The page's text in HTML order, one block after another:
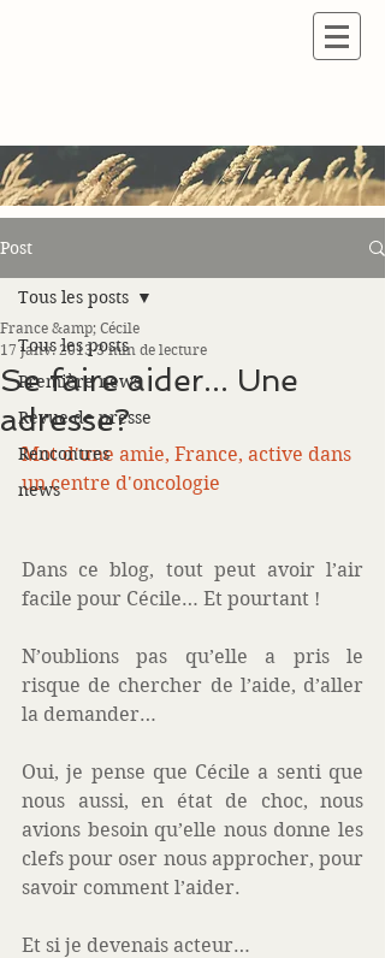
Post
Tous les posts
Première news
Revue de presse
Rencontres
news
Tous les posts
Se faire aider... Une
adresse?
France &amp; Cécile
17 janv. 2013 3 min de lecture
Mot d'une amie, France, active dans
un centre d'oncologie
Dans ce blog, tout peut avoir l’air
facile pour Cécile… Et pourtant !
N’oublions pas qu’elle a pris le
risque de chercher de l’aide, d’aller
la demander…
Oui, je pense que Cécile a senti que
nous aussi, en état de choc, nous
avions besoin qu’elle nous donne les
clefs pour oser nous approcher, pour
savoir comment l’aider.
Et si je devenais acteur…